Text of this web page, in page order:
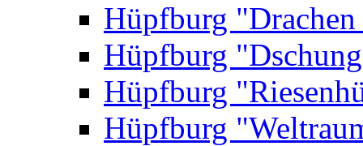
Hüpfburg
Hüpfburg
Hüpfburg
Hüpfburg